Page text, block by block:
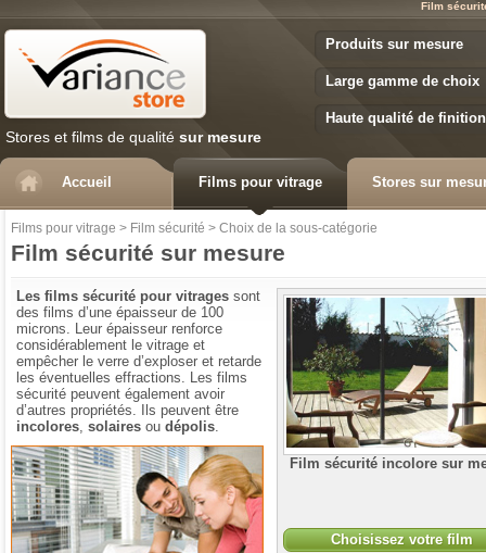
Film
Stores et films de qualité sur mesure
Produits sur mesure
Large gamme de choix
Haute qualité de finition
Accueil Films pour vitrage Stores sur
Films pour vitrage > Film sécurité > Choix de la sous-catégorie
Film sécurité sur mesure
Les films sécurité pour vitrages sont
des films d’une épaisseur de 100
microns. Leur épaisseur renforce
considérablement le vitrage et
empêcher le verre d’exploser et retarde
les éventuelles effractions. Les films
sécurité peuvent également avoir
d’autres propriétés. Ils peuvent être
incolores, solaires ou dépolis.
Comment choisir votre film
Film sécurité incolore sur
Choisissez votre film